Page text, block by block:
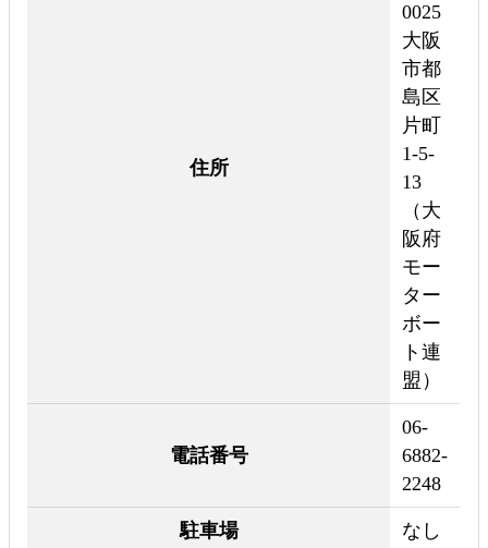
住所
0025
大阪
市都
島区
片町
1-5-
13
（大
阪府
モー
ター
ボー
ト連
盟）
電話番号
06-
6882-
2248
駐車場 なし